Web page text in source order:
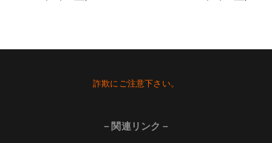
詐欺にご注意下さい。
－関連リンク－